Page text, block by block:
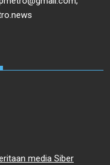
media Siber